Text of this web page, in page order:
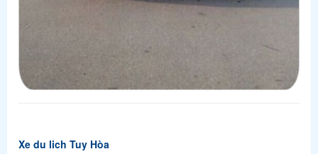
Xe du lich Tuy Hòa